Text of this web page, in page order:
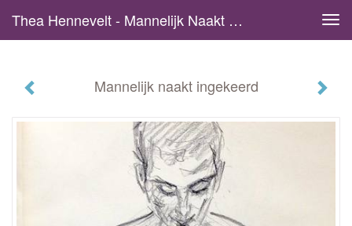
Thea Hennevelt - Mannelijk Naakt Ingekeerd
Mannelijk naakt ingekeerd